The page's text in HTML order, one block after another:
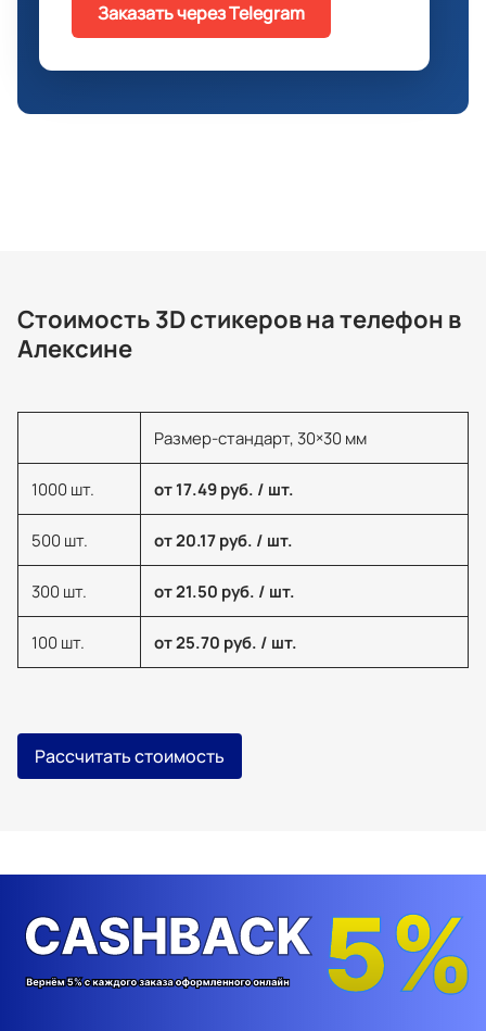
Заказать через Telegram
Стоимость 3D стикеров на телефон в
Алексине
Размер-стандарт, 30×30 мм
1000 шт. от 17.49 руб. / шт.
500 шт. от 20.17 руб. / шт.
300 шт. от 21.50 руб. / шт.
100 шт. от 25.70 руб. / шт.
Рассчитать стоимость